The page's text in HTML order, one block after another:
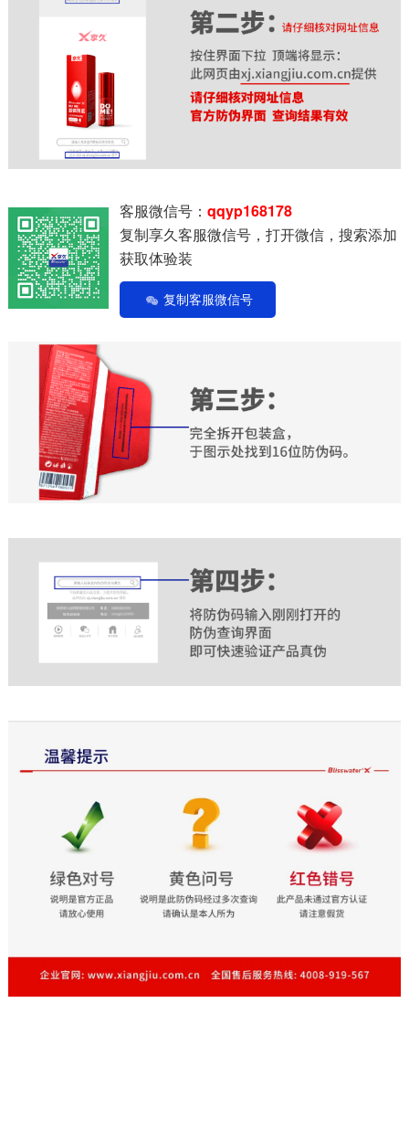
客服微信号： qqyp168178
复制享久客服微信号，打开微信，搜索添加
获取体验装
复制客服微信号